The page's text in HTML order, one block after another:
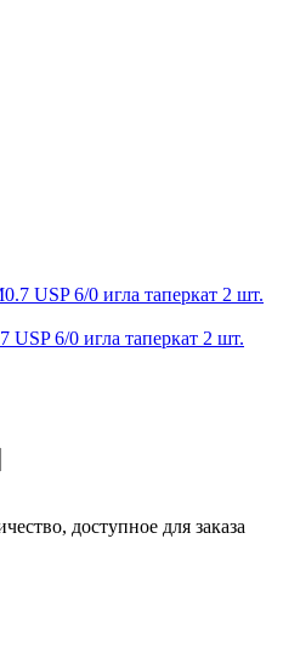
6/0 игла таперкат 2 шт.
доступное для заказа